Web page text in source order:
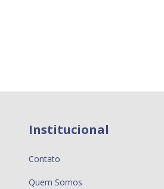
Institucional
Contato
Quem Somos